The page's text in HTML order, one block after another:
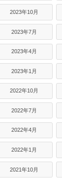
2023年10月
2023年7月
2023年4月
2023年1月
2022年10月
2022年7月
2022年4月
2022年1月
2021年10月